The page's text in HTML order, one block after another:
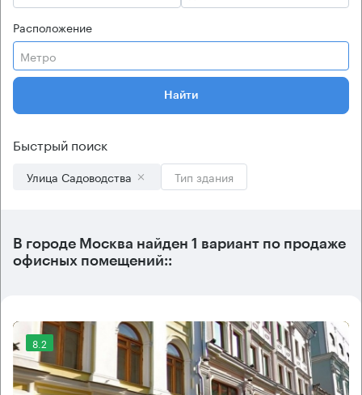
Расположение
Метро
Найти
Быстрый поиск
Улица Садоводства Тип здания
В городе Москва найден 1 вариант по продаже
офисных помещений::
8.2